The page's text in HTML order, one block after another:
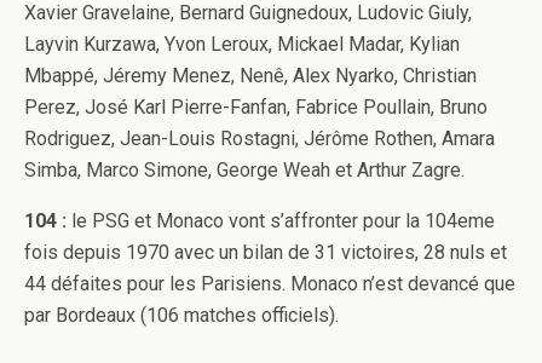
Xavier Gravelaine, Bernard Guignedoux, Ludovic Giuly,
Layvin Kurzawa, Yvon Leroux, Mickael Madar, Kylian
Mbappé, Jéremy Menez, Nenê, Alex Nyarko, Christian
Perez, José Karl Pierre-Fanfan, Fabrice Poullain, Bruno
Rodriguez, Jean-Louis Rostagni, Jérôme Rothen, Amara
Simba, Marco Simone, George Weah et Arthur Zagre.
104 : le PSG et Monaco vont s’affronter pour la 104eme
fois depuis 1970 avec un bilan de 31 victoires, 28 nuls et
44 défaites pour les Parisiens. Monaco n’est devancé que
par Bordeaux (106 matches officiels).